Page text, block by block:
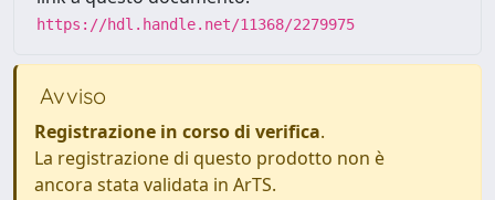
https://hdl.handle.net/11368/2279975
Avviso
Registrazione in corso di verifica.
La registrazione di questo prodotto non è
ancora stata validata in ArTS.